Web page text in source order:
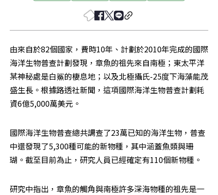
由來自於82個國家，費時10年、計劃於2010年完成的國際
海洋生物普查計劃發現，章魚的祖先來自南極；東太平洋
某神秘處是白鯊的棲息地；以及北極攝氏-25度下海藻能茂
盛生長。根據路透社新聞，這項國際海洋生物普查計劃耗
資6億5,000萬美元。
國際海洋生物普查總共調查了23萬已知的海洋生物，普查
中還發現了5,300種可能的新物種，其中涵蓋魚類與珊
瑚。截至目前為止，研究人員已經確定有110個新物種。
研究中指出，章魚的觸角與南極許多深海物種的祖先是一